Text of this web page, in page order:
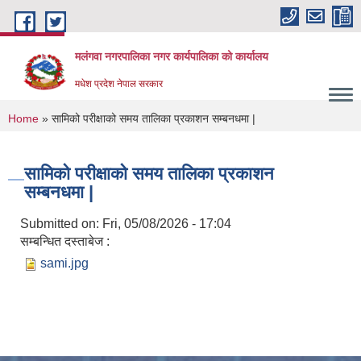
Skip to main content
मलंगवा नगरपालिका नगर कार्यपालिका को कार्यालय
मधेश प्रदेश नेपाल सरकार
You are here
Home » सामिको परीक्षाको समय तालिका प्रकाशन सम्बनधमा |
सामिको परीक्षाको समय तालिका प्रकाशन
सम्बनधमा |
Submitted on: Fri, 05/08/2026 - 17:04
सम्बन्धित दस्ताबेज :
sami.jpg